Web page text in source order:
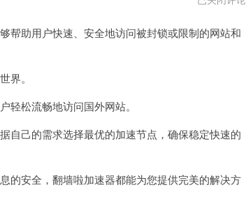
加
助用户快速、安全地访问被封锁或限制的网站和
界。
松流畅地访问国外网站。
己的需求选择最优的加速节点，确保稳定快速的
安全，翻墙啦加速器都能为您提供完美的解决方